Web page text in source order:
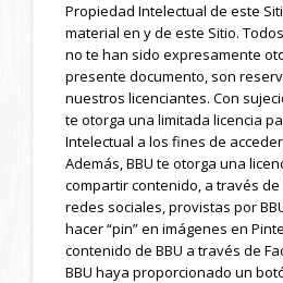
Propiedad Intelectual de este
material en y de este Sitio.
no te han sido expresamente
presente documento, son
nuestros licenciantes. Con
te otorga una limitada licencia
Intelectual a los fines de
Además, BBU te otorga una
compartir contenido, a través
redes sociales, provistas por
hacer “pin” en imágenes en
contenido de BBU a través de
BBU haya proporcionado un